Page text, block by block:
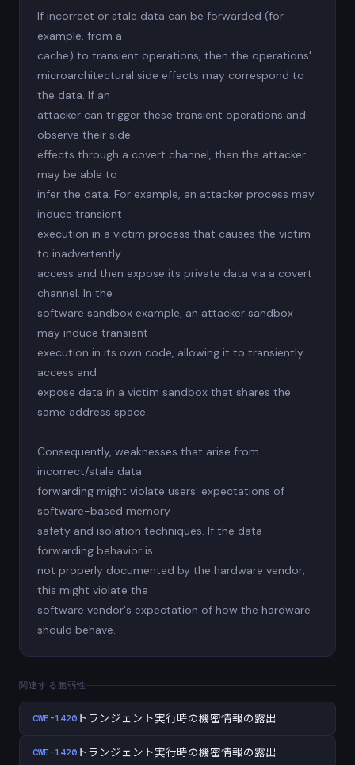
If incorrect or stale data can be forwarded (for
example, from a
cache) to transient operations, then the operations'
microarchitectural side effects may correspond to
the data. If an
attacker can trigger these transient operations and
observe their side
effects through a covert channel, then the attacker
may be able to
infer the data. For example, an attacker process may
induce transient
execution in a victim process that causes the victim
to inadvertently
access and then expose its private data via a covert
channel. In the
software sandbox example, an attacker sandbox
may induce transient
execution in its own code, allowing it to transiently
access and
expose data in a victim sandbox that shares the
same address space.
Consequently, weaknesses that arise from
incorrect/stale data
forwarding might violate users' expectations of
software-based memory
safety and isolation techniques. If the data
forwarding behavior is
not properly documented by the hardware vendor,
this might violate the
software vendor's expectation of how the hardware
should behave.
関連する脆弱性
CWE-1420 トランジェント実行時の機密情報の露出
CWE-1420 トランジェント実行時の機密情報の露出